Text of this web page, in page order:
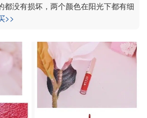
没有损坏，两个颜色在阳光下都有细
>>